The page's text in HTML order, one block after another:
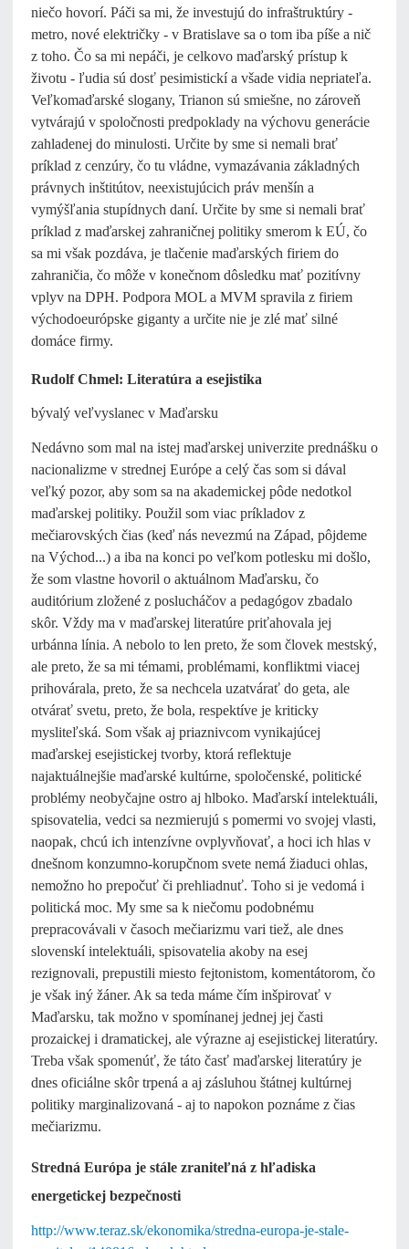
niečo hovorí. Páči sa mi, že investujú do infraštruktúry -
metro, nové električky - v Bratislave sa o tom iba píše a nič
z toho. Čo sa mi nepáči, je celkovo maďarský prístup k
životu - ľudia sú dosť pesimistickí a všade vidia nepriateľa.
Veľkomaďarské slogany, Trianon sú smiešne, no zároveň
vytvárajú v spoločnosti predpoklady na výchovu generácie
zahladenej do minulosti. Určite by sme si nemali brať
príklad z cenzúry, čo tu vládne, vymazávania základných
právnych inštitútov, neexistujúcich práv menšín a
vymýšľania stupídnych daní. Určite by sme si nemali brať
príklad z maďarskej zahraničnej politiky smerom k EÚ, čo
sa mi však pozdáva, je tlačenie maďarských firiem do
zahraničia, čo môže v konečnom dôsledku mať pozitívny
vplyv na DPH. Podpora MOL a MVM spravila z firiem
východoeurópske giganty a určite nie je zlé mať silné
domáce firmy.
Rudolf Chmel: Literatúra a esejistika
bývalý veľvyslanec v Maďarsku
Nedávno som mal na istej maďarskej univerzite prednášku o
nacionalizme v strednej Európe a celý čas som si dával
veľký pozor, aby som sa na akademickej pôde nedotkol
maďarskej politiky. Použil som viac príkladov z
mečiarovských čias (keď nás nevezmú na Západ, pôjdeme
na Východ...) a iba na konci po veľkom potlesku mi došlo,
že som vlastne hovoril o aktuálnom Maďarsku, čo
auditórium zložené z poslucháčov a pedagógov zbadalo
skôr. Vždy ma v maďarskej literatúre priťahovala jej
urbánna línia. A nebolo to len preto, že som človek mestský,
ale preto, že sa mi témami, problémami, konfliktmi viacej
prihovárala, preto, že sa nechcela uzatvárať do geta, ale
otvárať svetu, preto, že bola, respektíve je kriticky
mysliteľská. Som však aj priaznivcom vynikajúcej
maďarskej esejistickej tvorby, ktorá reflektuje
najaktuálnejšie maďarské kultúrne, spoločenské, politické
problémy neobyčajne ostro aj hlboko. Maďarskí intelektuáli,
spisovatelia, vedci sa nezmierujú s pomermi vo svojej vlasti,
naopak, chcú ich intenzívne ovplyvňovať, a hoci ich hlas v
dnešnom konzumno-korupčnom svete nemá žiaduci ohlas,
nemožno ho prepočuť či prehliadnuť. Toho si je vedomá i
politická moc. My sme sa k niečomu podobnému
prepracovávali v časoch mečiarizmu vari tiež, ale dnes
slovenskí intelektuáli, spisovatelia akoby na esej
rezignovali, prepustili miesto fejtonistom, komentátorom, čo
je však iný žáner. Ak sa teda máme čím inšpirovať v
Maďarsku, tak možno v spomínanej jednej jej časti
prozaickej i dramatickej, ale výrazne aj esejistickej literatúry.
Treba však spomenúť, že táto časť maďarskej literatúry je
dnes oficiálne skôr trpená a aj zásluhou štátnej kultúrnej
politiky marginalizovaná - aj to napokon poznáme z čias
mečiarizmu.
Stredná Európa je stále zraniteľná z hľadiska
energetickej bezpečnosti
http://www.teraz.sk/ekonomika/stredna-europa-je-stale-